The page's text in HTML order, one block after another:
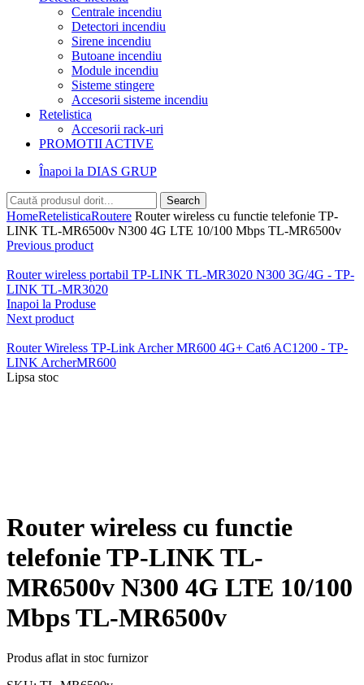
Centrale incendiu
Detectori incendiu
Sirene incendiu
Butoane incendiu
Module incendiu
Sisteme stingere
Accesorii sisteme incendiu
Retelistica
Accesorii rack-uri
PROMOTII ACTIVE
Înapoi la DIAS GRUP
Search
HomeRetelisticaRoutere Router wireless cu functie telefonie TP-
LINK TL-MR6500v N300 4G LTE 10/100 Mbps TL-MR6500v
Previous product
Router wireless portabil TP-LINK TL-MR3020 N300 3G/4G - TP-
LINK TL-MR3020
Inapoi la Produse
Next product
Router Wireless TP-Link Archer MR600 4G+ Cat6 AC1200 - TP-
LINK ArcherMR600
Lipsa stoc
Router wireless cu functie
telefonie TP-LINK TL-
MR6500v N300 4G LTE 10/100
Mbps TL-MR6500v
Produs aflat in stoc furnizor